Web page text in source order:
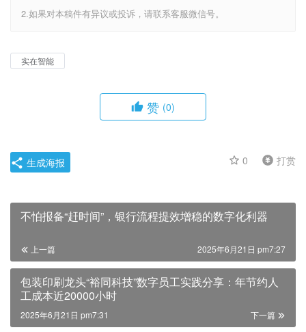
2.如果对本稿件有异议或投诉，请联系客服微信号。
实在智能
赞 (0)
0 打赏
生成海报
不怕报备“赶时间”，银行流程提效增稳的数字化利器
上一篇 2025年6月21日 pm7:27
包装印刷龙头“裕同科技”数字员工实践分享：年节约人
工成本近20000小时
下一篇
2025年6月21日 pm7:31